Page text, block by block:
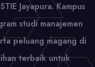
Jayapura. Kampus
studi manajemen
peluang magang di
terbaik untuk